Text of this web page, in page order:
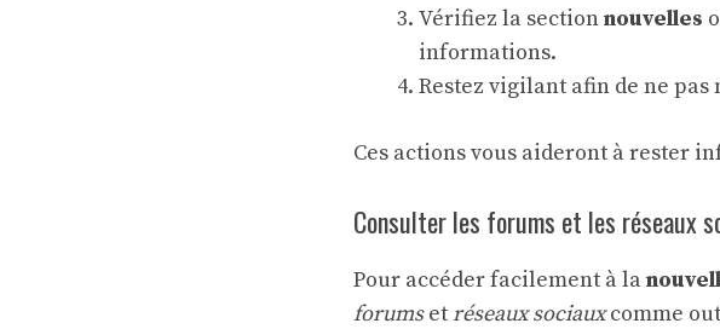
Vérifiez la sectionnouvelles
informations.
Restez vigilant afin de ne pas
Ces actions vous aideront à rester
Consulter les forums et les réseaux
Pour accéder facilement à la
forumset réseaux sociauxcomme